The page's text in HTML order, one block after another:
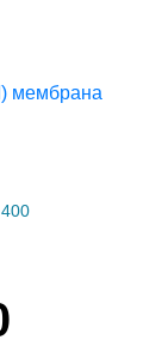
мембрана